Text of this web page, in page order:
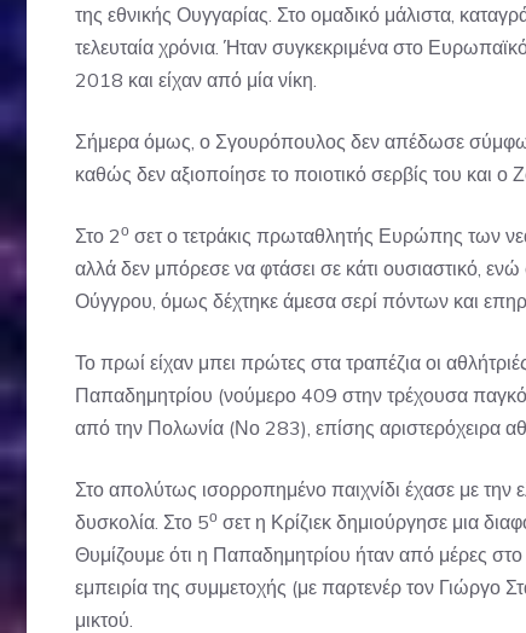
της εθνικής Ουγγαρίας. Στο ομαδικό μάλιστα,
τελευταία χρόνια. Ήταν συγκεκριμένα στο
2018 και είχαν από μία νίκη.
Σήμερα όμως, ο Σγουρόπουλος δεν απέδωσε
καθώς δεν αξιοποίησε το ποιοτικό σερβίς του και ο
Στο 2ο σετ ο τετράκις πρωταθλητής Ευρώπης των
αλλά δεν μπόρεσε να φτάσει σε κάτι ουσιαστικό, ενώ
Ούγγρου, όμως δέχτηκε άμεσα σερί πόντων και
Το πρωί είχαν μπει πρώτες στα τραπέζια οι
Παπαδημητρίου (νούμερο 409 στην τρέχουσα
από την Πολωνία (Νο 283), επίσης αριστερόχειρα
Στο απολύτως ισορροπημένο παιχνίδι έχασε με την
δυσκολία. Στο 5ο σετ η Κρίζιεκ δημιούργησε μια
Θυμίζουμε ότι η Παπαδημητρίου ήταν από μέρες
εμπειρία της συμμετοχής (με παρτενέρ τον
μικτού.